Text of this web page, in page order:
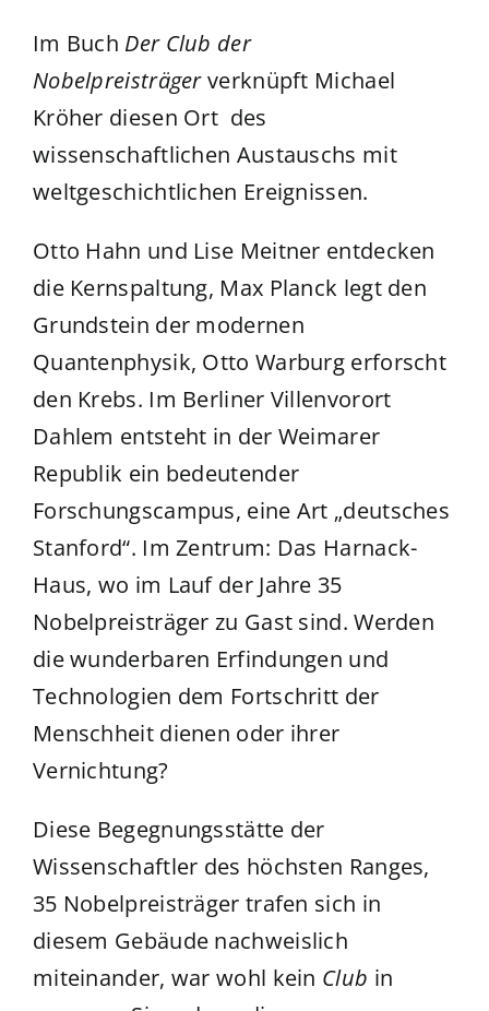
Im Buch Der Club der
Nobelpreisträgerverknüpft Michael
Kröher diesen Ort des
wissenschaftlichen Austauschs mit
weltgeschichtlichen Ereignissen.
Otto Hahn und Lise Meitner entdecken
die Kernspaltung, Max Planck legt den
Grundstein der modernen
Quantenphysik, Otto Warburg erforscht
den Krebs. Im Berliner Villenvorort
Dahlem entsteht in der Weimarer
Republik ein bedeutender
Forschungscampus, eine Art „deutsches
Stanford“. Im Zentrum: Das Harnack-
Haus, wo im Lauf der Jahre 35
Nobelpreisträger zu Gast sind. Werden
die wunderbaren Erfindungen und
Technologien dem Fortschritt der
Menschheit dienen oder ihrer
Vernichtung?
Diese Begegnungsstätte der
Wissenschaftler des höchsten Ranges,
35 Nobelpreisträger trafen sich in
diesem Gebäude nachweislich
miteinander, war wohl kein Club in